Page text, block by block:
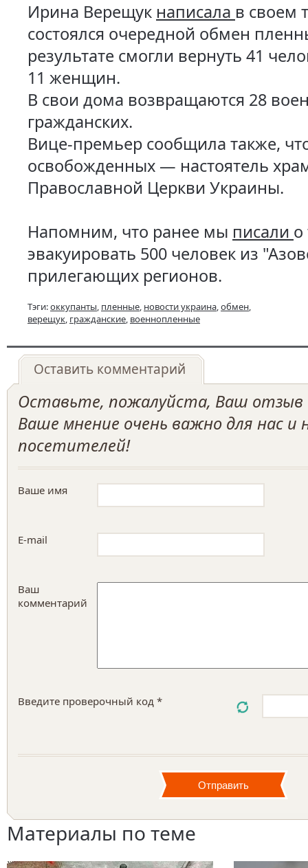
Ирина Верещук написала в своем
состоялся очередной обмен
результате смогли вернуть 41
11 женщин.
В свои дома возвращаются 28
гражданских.
Вице-премьер сообщила также,
освобожденных — настоятель
Православной Церкви Украины.
Напомним, что ранее мы писали о
эвакуировать 500 человек из
прилегающих регионов.
Тэги:оккупанты, пленные, новости украина,обмен,
верещук, гражданские, военнопленные
Оставить комментарий
Оставьте, пожалуйста, Ваш отзыв
Ваше мнение очень важно для нас и
посетителей!
Ваше имя
E-mail
Ваш
комментарий
Введите проверочный код *
Материалы по теме